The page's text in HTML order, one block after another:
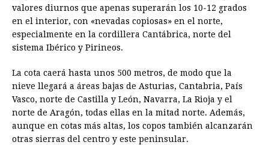
valores diurnos que apenas superarán los 10-12 grados
en el interior, con «nevadas copiosas» en el norte,
especialmente en la cordillera Cantábrica, norte del
sistema Ibérico y Pirineos.
La cota caerá hasta unos 500 metros, de modo que la
nieve llegará a áreas bajas de Asturias, Cantabria, País
Vasco, norte de Castilla y León, Navarra, La Rioja y el
norte de Aragón, todas ellas en la mitad norte. Además,
aunque en cotas más altas, los copos también alcanzarán
otras sierras del centro y este peninsular.